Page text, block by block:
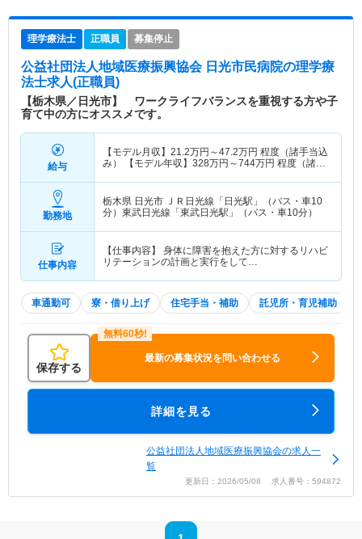
理学療法士 正職員 募集停止
公益社団法人地域医療振興協会 日光市民病院の理学療
法士求人(正職員)
【栃木県／日光市】 ワークライフバランスを重視する方や子
育て中の方にオススメです。
給与
【モデル月収】 21.2万円～47.2万円 程度（諸手当込
み） 【モデル年収】 328万円～744万円 程度（諸手
勤務地
栃木県 日光市 ＪＲ日光線「日光駅」（バス・車10
分）東武日光線「東武日光駅」（バス・車10分）
仕事内容
【仕事内容】 身体に障害を抱えた方に対するリハビ
リテーションの計画と実行をして…
車通勤可 寮・借り上げ 住宅手当・補助 託児所・育児補助
保存する
最新の募集状況を問い合わせる
詳細を見る
公益社団法人地域医療振興協会の求人一
覧
更新日：2026/05/08 求人番号：594872